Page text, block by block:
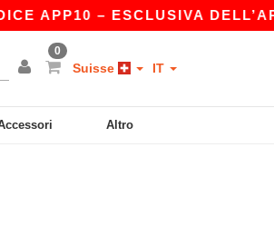
– ESCLUSIVA DELL’APP!
0
Suisse IT
Altro